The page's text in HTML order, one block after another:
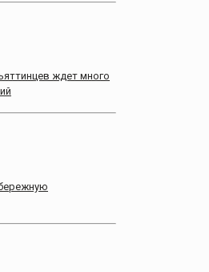
ждет много